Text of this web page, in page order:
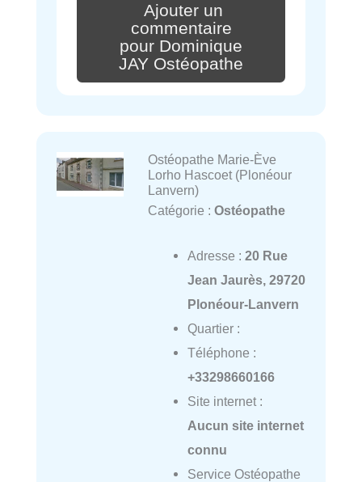
Ajouter un
commentaire
pour Dominique
JAY Ostéopathe
Ostéopathe Marie-Ève
Lorho Hascoet (Plonéour
Lanvern)
Catégorie : Ostéopathe
Adresse : 20 Rue
Jean Jaurès, 29720
Plonéour-Lanvern
Quartier :
Téléphone :
+33298660166
Site internet :
Aucun site internet
connu
Service Ostéopathe